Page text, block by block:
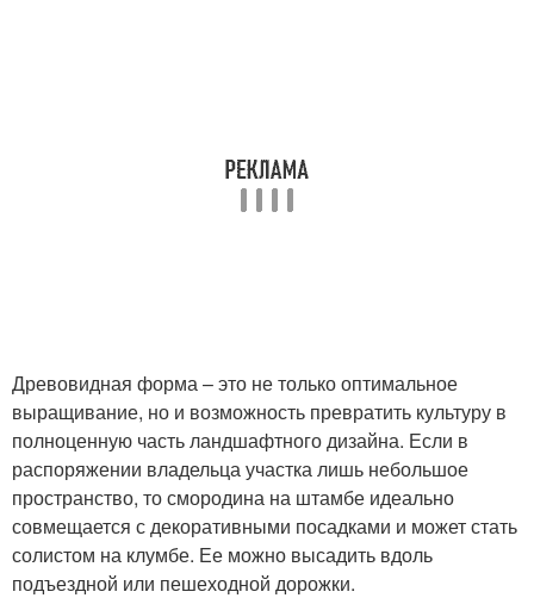
Древовидная форма – это не только оптимальное
выращивание, но и возможность превратить культуру в
полноценную часть ландшафтного дизайна. Если в
распоряжении владельца участка лишь небольшое
пространство, то смородина на штамбе идеально
совмещается с декоративными посадками и может стать
солистом на клумбе. Ее можно высадить вдоль
подъездной или пешеходной дорожки.